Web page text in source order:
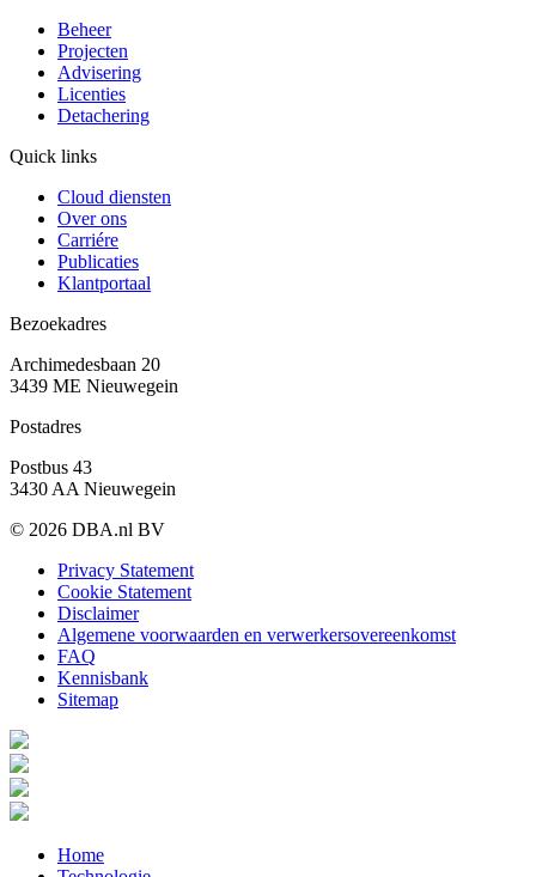
Beheer
Projecten
Advisering
Licenties
Detachering
Quick links
Cloud diensten
Over ons
Carriére
Publicaties
Klantportaal
Bezoekadres
Archimedesbaan 20
3439 ME Nieuwegein
Postadres
Postbus 43
3430 AA Nieuwegein
© 2026 DBA.nl BV
Privacy Statement
Cookie Statement
Disclaimer
Algemene voorwaarden en verwerkersovereenkomst
FAQ
Kennisbank
Sitemap
Home